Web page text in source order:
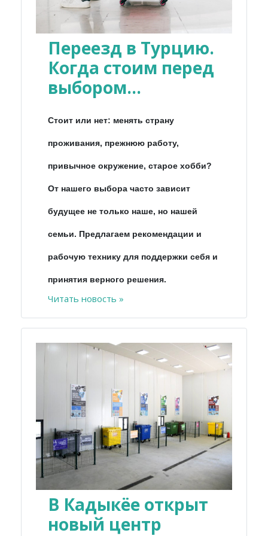
Переезд в Турцию.
Когда стоим перед
выбором...
Стоит или нет: менять страну
проживания, прежнюю работу,
привычное окружение, старое хобби?
От нашего выбора часто зависит
будущее не только наше, но нашей
семьи. Предлагаем рекомендации и
рабочую технику для поддержки себя и
принятия верного решения.
Читать новость »
В Кадыкёе открыт
новый центр